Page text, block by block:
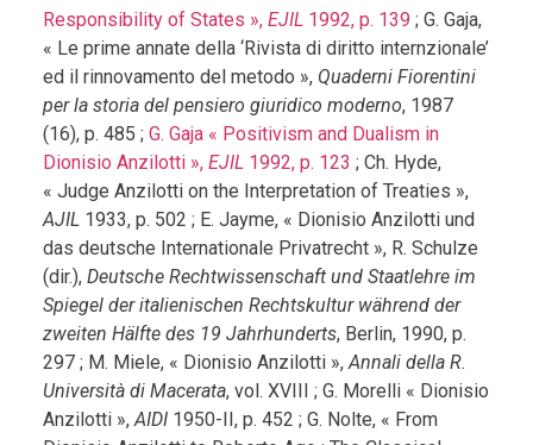
Responsibility of States », EJIL1992, p. 139 ; G. Gaja,
« Le prime annate della ‘Rivista di diritto internzionale’
ed il rinnovamento del metodo », Quaderni Fiorentini
per la storia del pensiero giuridico moderno, 1987
(16), p. 485 ; G. Gaja « Positivism and Dualism in
Dionisio Anzilotti », EJIL1992, p. 123 ; Ch. Hyde,
« Judge Anzilotti on the Interpretation of Treaties »,
AJIL1933, p. 502 ; E. Jayme, « Dionisio Anzilotti und
das deutsche Internationale Privatrecht », R. Schulze
(dir.), Deutsche Rechtwissenschaft und Staatlehre im
Spiegel der italienischen Rechtskultur während der
zweiten Hälfte des 19 Jahrhunderts, Berlin, 1990, p.
297 ; M. Miele, « Dionisio Anzilotti »,Annali della R.
Università di Macerata, vol. XVIII ; G. Morelli « Dionisio
Anzilotti »,AIDI1950-II, p. 452 ; G. Nolte, « From